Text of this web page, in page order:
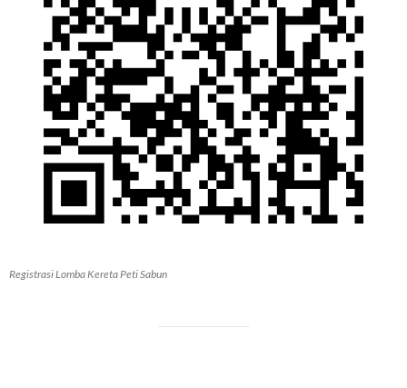
Registrasi Lomba Kereta Peti Sabun